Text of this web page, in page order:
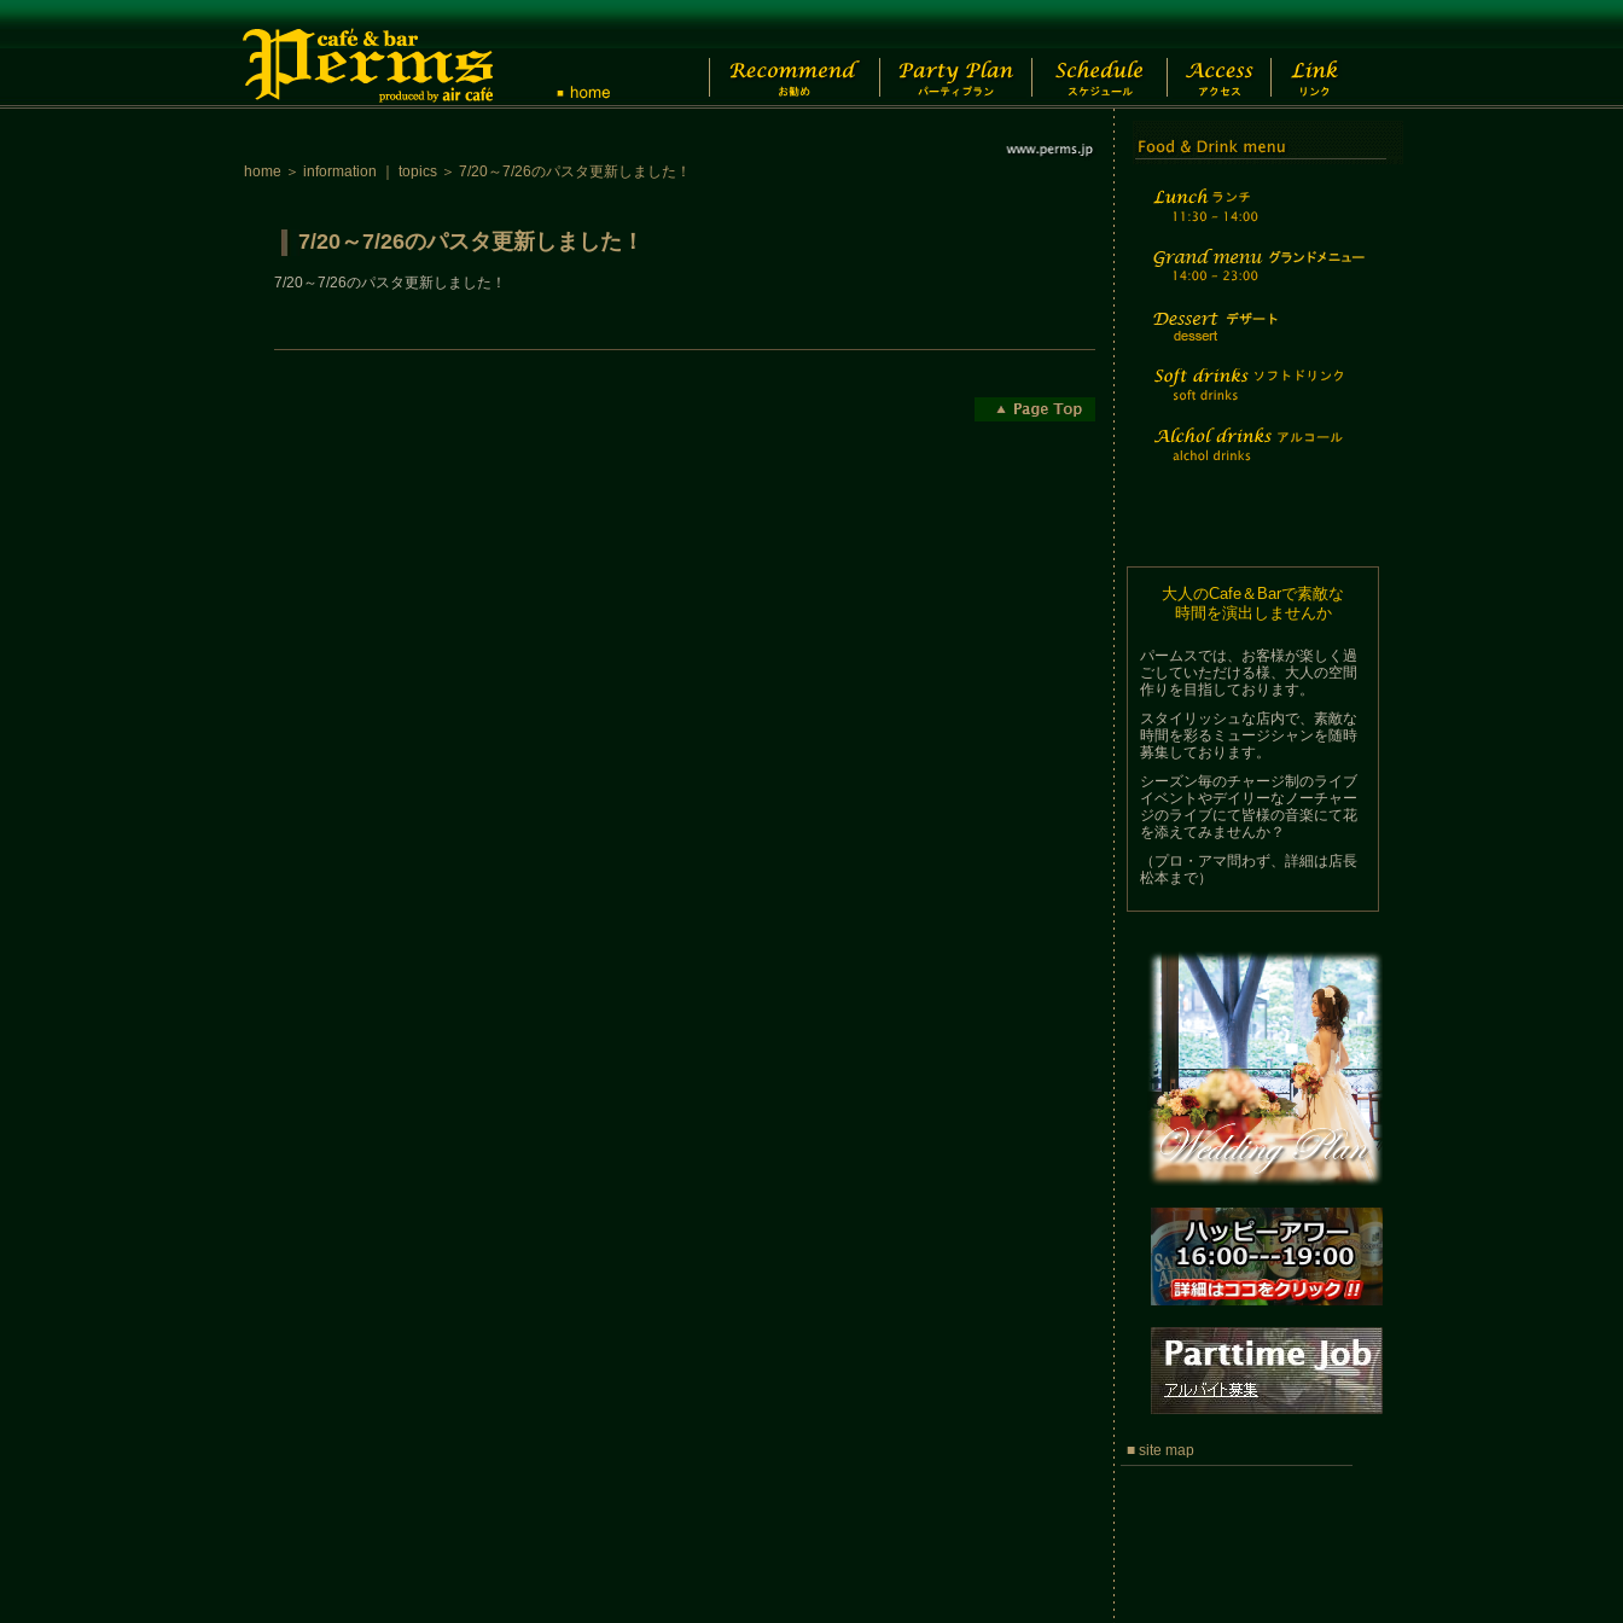
home ＞ information topics ＞ 7/20～7/26のパスタ更新しました！
7/20～7/26のパスタ更新しました！
7/20～7/26のパスタ更新しました！
大人のCafe＆Barで素敵な
時間を演出しませんか
パームスでは、お客様が楽しく過
ごしていただける様、大人の空間
作りを目指しております。
スタイリッシュな店内で、素敵な
時間を彩るミュージシャンを随時
募集しております。
シーズン毎のチャージ制のライブ
イベントやデイリーなノーチャー
ジのライブにて皆様の音楽にて花
を添えてみませんか？
（プロ・アマ問わず、詳細は店長
松本まで）
■ site map